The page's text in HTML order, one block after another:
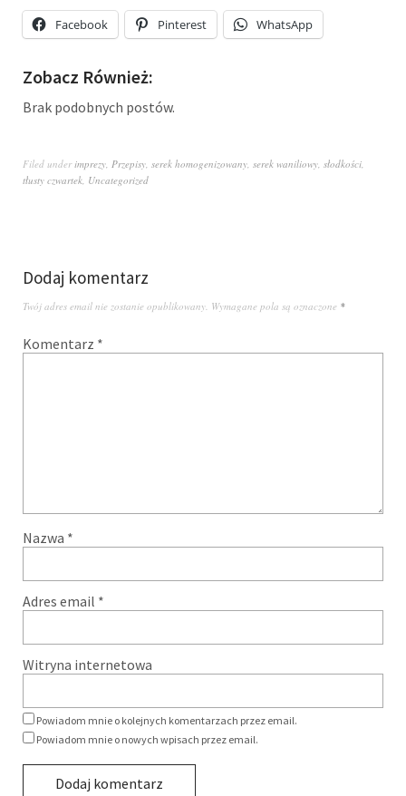
Facebook Pinterest WhatsApp
Zobacz Również:
Brak podobnych postów.
Filed underimprezy Przepisy serek homogenizowany serek waniliowy słodkości
tłusty czwartek Uncategorized
Dodaj komentarz
Twój adres email nie zostanie opublikowany. Wymagane pola są oznaczone *
Komentarz *
Nazwa *
Adres email *
Witryna internetowa
Powiadom mnie o kolejnych komentarzach przez email.
Powiadom mnie o nowych wpisach przez email.